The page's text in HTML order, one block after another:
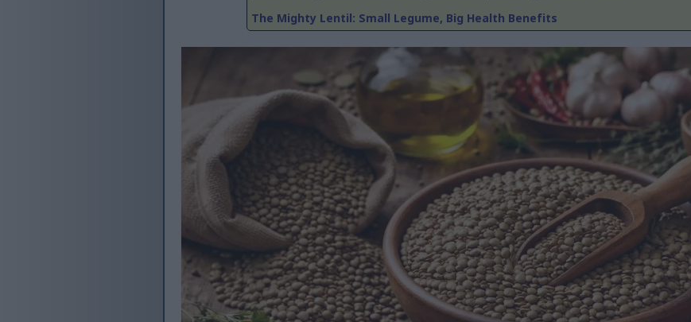
The Mighty Lentil: Small Legume, Big Health Benefits